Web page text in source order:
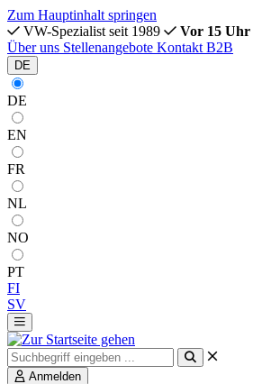
Zum Hauptinhalt springen
VW-Spezialist seit 1989
Vor 15 Uhr
Über uns Stellenangebote Kontakt B2B
DE
DE
EN
FR
NL
NO
PT
FI
SV
Anmelden